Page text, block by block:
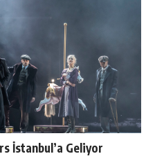
İstanbul’a Geliyor